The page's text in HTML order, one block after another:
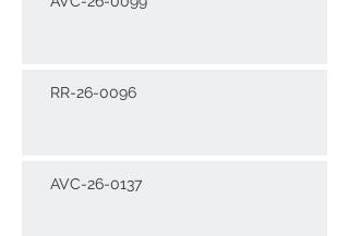
RR-26-0096
AVC-26-0137